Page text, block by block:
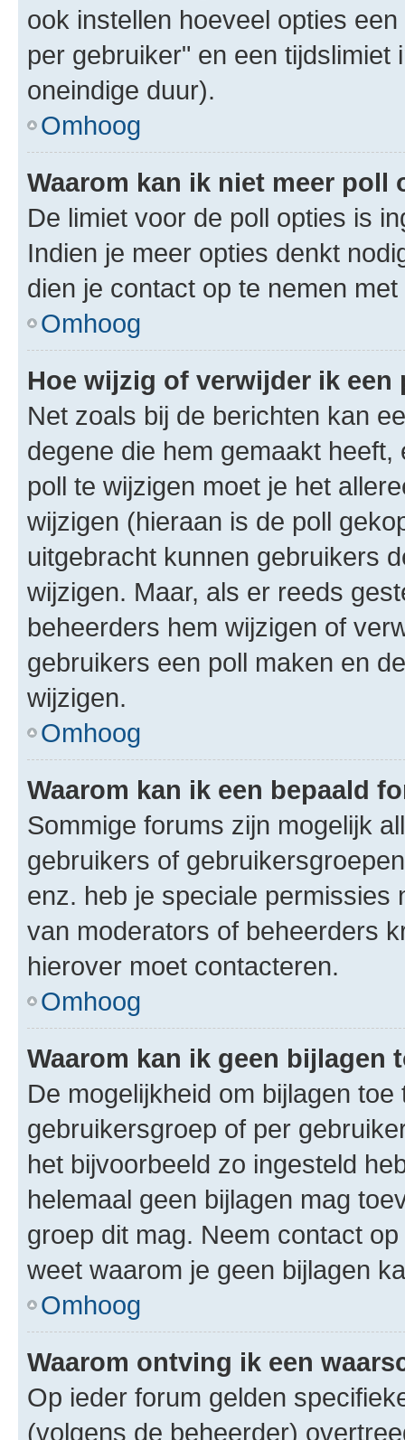
ook instellen hoeveel opties
per gebruiker" en een
oneindige duur).
Omhoog
Waarom kan ik niet meer poll
De limiet voor de poll opties is
Indien je meer opties denkt
dien je contact op te nemen
Omhoog
Hoe wijzig of verwijder ik een
Net zoals bij de berichten kan
degene die hem gemaakt
poll te wijzigen moet je het
wijzigen (hieraan is de poll
uitgebracht kunnen gebruikers
wijzigen. Maar, als er reeds
beheerders hem wijzigen of
gebruikers een poll maken en
wijzigen.
Omhoog
Waarom kan ik een bepaald
Sommige forums zijn mogelijk
gebruikers of
enz. heb je speciale permissies
van moderators of beheerders
hierover moet contacteren.
Omhoog
Waarom kan ik geen bijlagen
De mogelijkheid om bijlagen
gebruikersgroep of per
het bijvoorbeeld zo ingesteld
helemaal geen bijlagen mag
groep dit mag. Neem contact
weet waarom je geen bijlagen
Omhoog
Waarom ontving ik een
Op ieder forum gelden
(volgens de beheerder)